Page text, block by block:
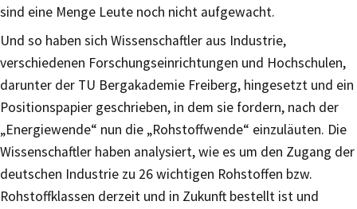
sind eine Menge Leute noch nicht aufgewacht.
Und so haben sich Wissenschaftler aus Industrie,
verschiedenen Forschungseinrichtungen und Hochschulen,
darunter der TU Bergakademie Freiberg, hingesetzt und ein
Positionspapier geschrieben, in dem sie fordern, nach der
„Energiewende“ nun die „Rohstoffwende“ einzuläuten. Die
Wissenschaftler haben analysiert, wie es um den Zugang der
deutschen Industrie zu 26 wichtigen Rohstoffen bzw.
Rohstoffklassen derzeit und in Zukunft bestellt ist und